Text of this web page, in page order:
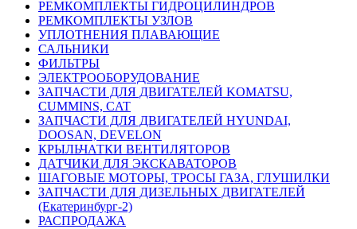
РЕМКОМПЛЕКТЫ ГИДРОЦИЛИНДРОВ
РЕМКОМПЛЕКТЫ УЗЛОВ
УПЛОТНЕНИЯ ПЛАВАЮЩИЕ
САЛЬНИКИ
ФИЛЬТРЫ
ЭЛЕКТРООБОРУДОВАНИЕ
ЗАПЧАСТИ ДЛЯ ДВИГАТЕЛЕЙ KOMATSU,
CUMMINS, CAT
ЗАПЧАСТИ ДЛЯ ДВИГАТЕЛЕЙ HYUNDAI,
DOOSAN, DEVELON
КРЫЛЬЧАТКИ ВЕНТИЛЯТОРОВ
ДАТЧИКИ ДЛЯ ЭКСКАВАТОРОВ
ШАГОВЫЕ МОТОРЫ, ТРОСЫ ГАЗА, ГЛУШИЛКИ
ЗАПЧАСТИ ДЛЯ ДИЗЕЛЬНЫХ ДВИГАТЕЛЕЙ
(Екатеринбург-2)
РАСПРОДАЖА